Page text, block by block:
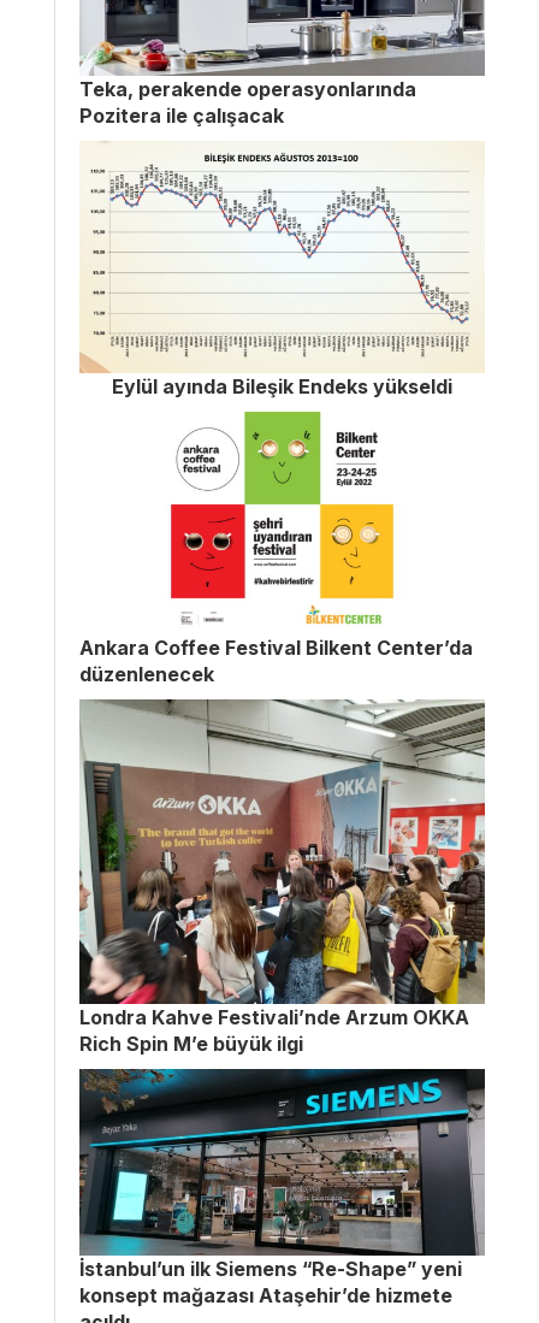
Teka, perakende operasyonlarında
Pozitera ile çalışacak
Eylül ayında Bileşik Endeks yükseldi
Ankara Coffee Festival Bilkent Center’da
düzenlenecek
Londra Kahve Festivali’nde Arzum OKKA
Rich Spin M’e büyük ilgi
İstanbul’un ilk Siemens “Re-Shape” yeni
konsept mağazası Ataşehir’de hizmete